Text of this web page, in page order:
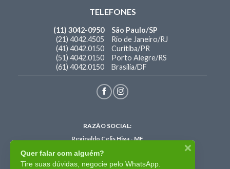
TELEFONES
(11) 3042-0950
(21) 4042.4505
(41) 4042.0150
(51) 4042.0150
(61) 4042.0150
São Paulo/SP
Rio de Janeiro/RJ
Curitiba/PR
Porto Alegre/RS
Brasília/DF
RAZÃO SOCIAL:
Reginaldo Celis Higa - ME
35.609.069/0001-00
I.E: 396.138.084.116
Quer falar com alguém?
Tire suas dúvidas, negocie pelo WhatsApp.